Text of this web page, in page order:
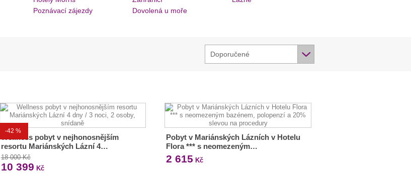
Poznávací zájezdy
Dovolená u moře
Doporučené
-42 %
Wellness pobyt v nejhonosnějším
resortu Mariánských Lázní 4…
18 000 Kč
10 399 Kč
Pobyt v Mariánských Lázních v Hotelu
Flora *** s neomezeným…
2 615 Kč